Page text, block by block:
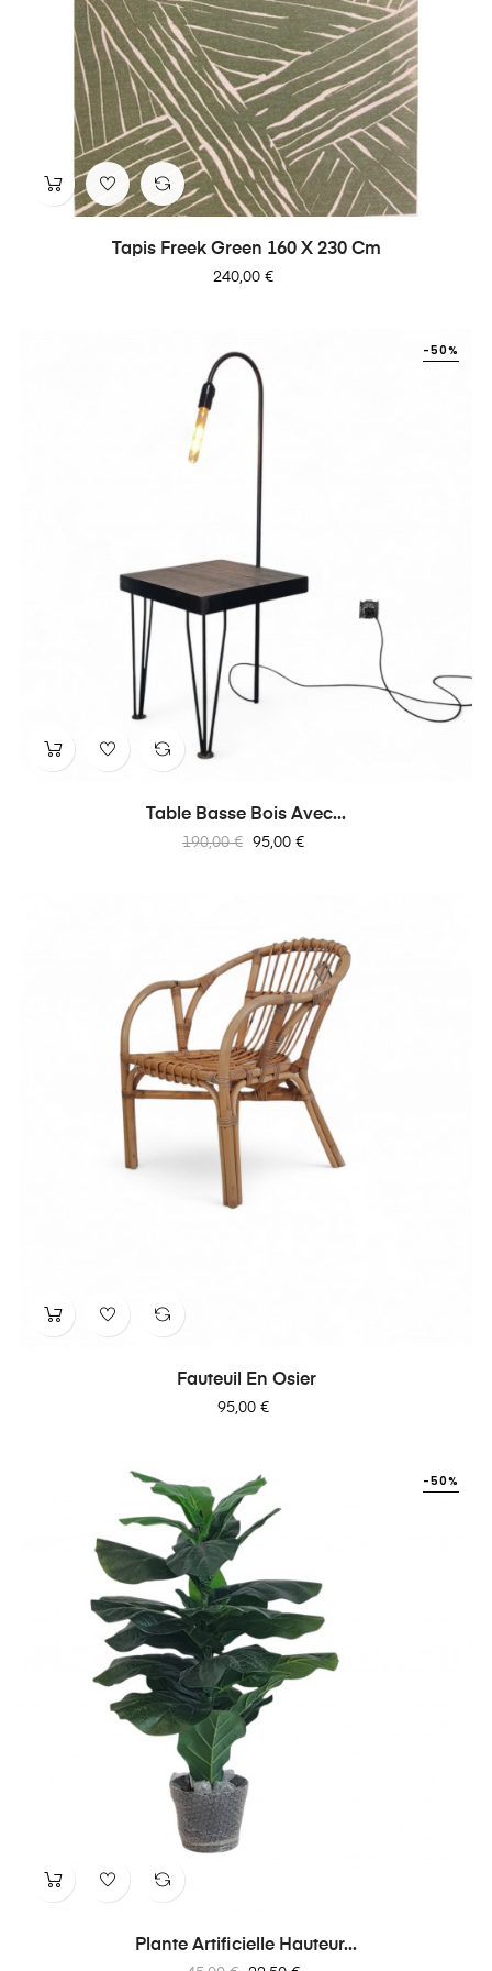
Tapis Freek Green 160 X 230 Cm
Prix
240,00 €
Table Basse Bois Avec...
Prix
190,00 €
-50%
Prix
95,00 €
Fauteuil En Osier
Prix
95,00 €
Plante Artificielle Hauteur...
-50%